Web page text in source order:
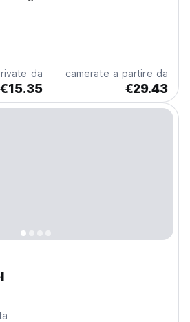
da
€15.35
camerate a partire da
€29.43